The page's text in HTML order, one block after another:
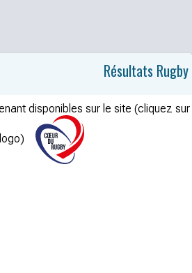
Résultats Rugby
disponibles sur le site (cliquez sur